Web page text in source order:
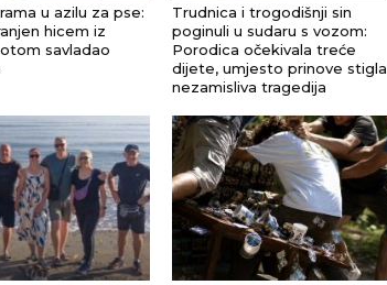
u azilu za pse:
hicem iz
savladao
Trudnica i trogodišnji sin
poginuli u sudaru s vozom:
Porodica očekivala treće
dijete, umjesto prinove stigla
nezamisliva tragedija